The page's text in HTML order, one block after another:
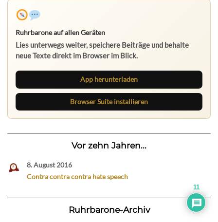
Ruhrbarone auf allen Geräten
Lies unterwegs weiter, speichere Beiträge und behalte
neue Texte direkt im Browser im Blick.
App herunterladen
Browser Suite installieren
Vor zehn Jahren...
8. August 2016
Contra contra contra hate speech
Ruhrbarone-Archiv
11